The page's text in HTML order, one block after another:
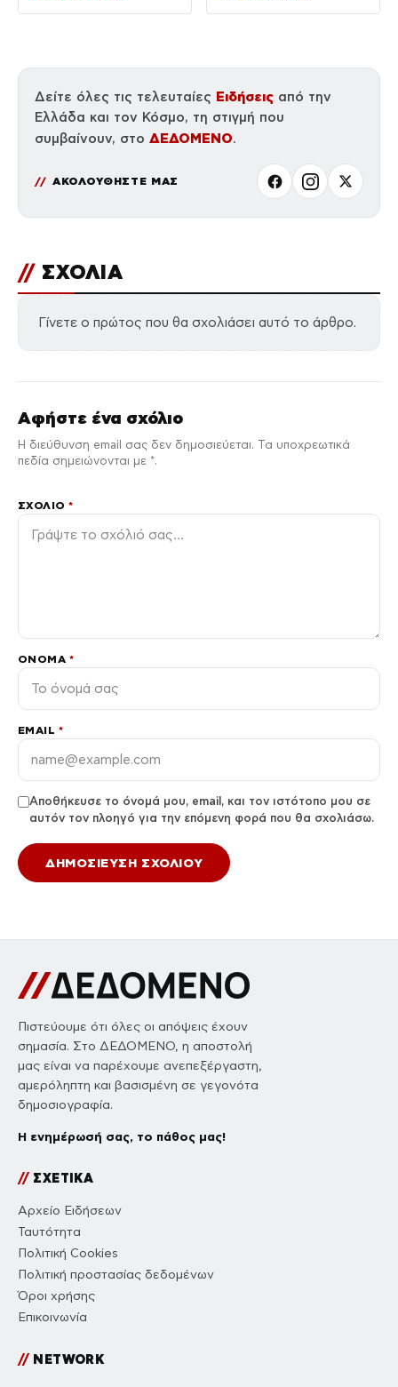
Δείτε όλες τις τελευταίες Ειδήσεις από την
Ελλάδα και τον Κόσμο, τη στιγμή που
συμβαίνουν, στο ΔΕΔΟΜΕΝΟ.
ΑΚΟΛΟΥΘΗΣΤΕ ΜΑΣ
// ΣΧΟΛΙΑ
Γίνετε ο πρώτος που θα σχολιάσει αυτό το άρθρο.
Αφήστε ένα σχόλιο
Η διεύθυνση email σας δεν δημοσιεύεται. Τα υποχρεωτικά
πεδία σημειώνονται με *.
ΣΧΌΛΙΟ*
ΌΝΟΜΑ *
EMAIL *
Αποθήκευσε το όνομά μου, email, και τον ιστότοπο μου σε
αυτόν τον πλοηγό για την επόμενη φορά που θα σχολιάσω.
Πιστεύουμε ότι όλες οι απόψεις έχουν
σημασία. Στο ΔΕΔΟΜΕΝΟ, η αποστολή
μας είναι να παρέχουμε ανεπεξέργαστη,
αμερόληπτη και βασισμένη σε γεγονότα
δημοσιογραφία.
Η ενημέρωσή σας, το πάθος μας!
//ΣΧΕΤΙΚΑ
Αρχείο Ειδήσεων
Ταυτότητα
Πολιτική Cookies
Πολιτική προστασίας δεδομένων
Όροι χρήσης
Επικοινωνία
//NETWORK